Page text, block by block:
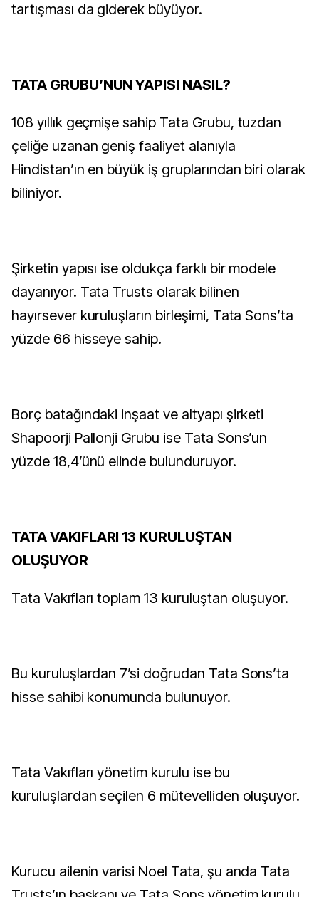
tartışması da giderek büyüyor.
TATA GRUBU’NUN YAPISI NASIL?
108 yıllık geçmişe sahip Tata Grubu, tuzdan
çeliğe uzanan geniş faaliyet alanıyla
Hindistan’ın en büyük iş gruplarından biri olarak
biliniyor.
Şirketin yapısı ise oldukça farklı bir modele
dayanıyor. Tata Trusts olarak bilinen
hayırsever kuruluşların birleşimi, Tata Sons’ta
yüzde 66 hisseye sahip.
Borç batağındaki inşaat ve altyapı şirketi
Shapoorji Pallonji Grubu ise Tata Sons’un
yüzde 18,4’ünü elinde bulunduruyor.
TATA VAKIFLARI 13 KURULUŞTAN
OLUŞUYOR
Tata Vakıfları toplam 13 kuruluştan oluşuyor.
Bu kuruluşlardan 7’si doğrudan Tata Sons’ta
hisse sahibi konumunda bulunuyor.
Tata Vakıfları yönetim kurulu ise bu
kuruluşlardan seçilen 6 mütevelliden oluşuyor.
Kurucu ailenin varisi Noel Tata, şu anda Tata